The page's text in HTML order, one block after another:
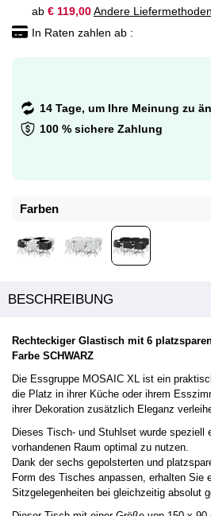
ab € 119,00Andere
In Raten zahlen ab :
14 Tage, um Ihre Meinung zu
100 % sichere Zahlung
Farben
BESCHREIBUNG
Rechteckiger Glastisch mit 6
Farbe SCHWARZ
Die Essgruppe MOSAIC XL ist ein
die Platz in ihrer Küche oder ihrem
ihrer Dekoration zusätzlich Eleganz
Dieses Tisch- und Stuhlset wurde speziell
vorhandenen Raum optimal zu nutzen.
Dank der sechs gepolsterten und
Form des Tisches anpassen, erhalten Sie
Sitzgelegenheiten bei gleichzeitig absolut